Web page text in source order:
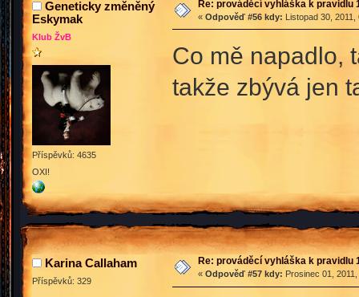
Geneticky změněný
Eskymak
Klub ŽvB
Příspěvků: 4635
OXI!
Re: prováděcí vyhláška k pravidlu
« Odpověď #56 kdy: Listopad 30, 2011,
Co mě napadlo,
takže zbývá jen
Karina Callaham
Příspěvků: 329
Re: prováděcí vyhláška k pravidlu
« Odpověď #57 kdy: Prosinec 01,